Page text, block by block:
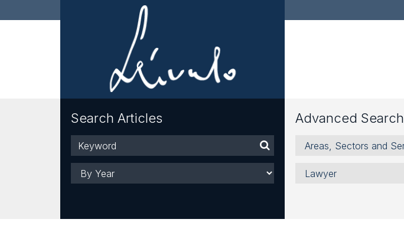
Search Articles
Keyword
Year
Advanced Search
Areas,
Sectors
Services
Lawyer